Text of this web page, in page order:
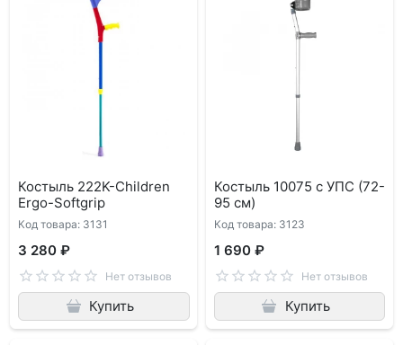
Костыль 222K-Children
Ergo-Softgrip
Код товара: 3131
3 280 ₽
Нет отзывов
Купить
Костыль 10075 c УПС (72-
95 см)
Код товара: 3123
1 690 ₽
Нет отзывов
Купить